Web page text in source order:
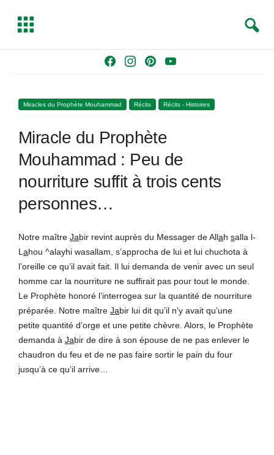
e
o
t
g
a
m
t
r
s
t
Y
T
T
g
e
a
Miracles du Prophète Mouhammad Récits Récits - Histoires
Miracle du Prophète
Mouhammad : Peu de
nourriture suffit à trois cents
personnes…
Notre maître Jabir revint auprès du Messager de Allah salla l-
L ahou ^alayhi wasallam, s’approcha de lui et lui chuchota à
l’oreille ce qu’il avait fait. Il lui demanda de venir avec un seul
homme car la nourriture ne suffirait pas pour tout le monde.
Le Prophète honoré l’interrogea sur la quantité de nourriture
préparée. Notre maître Jabir lui dit qu’il n’y avait qu’une
petite quantité d’orge et une petite chèvre. Alors, le Prophète
demanda à Jabir de dire à son épouse de ne pas enlever le
chaudron du feu et de ne pas faire sortir le pain du four
jusqu’à ce qu’il arrive…